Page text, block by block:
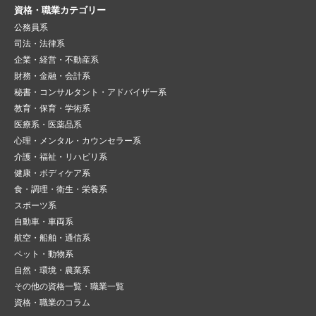
資格・職業カテゴリー
公務員系
司法・法律系
企業・経営・不動産系
財務・金融・会計系
秘書・コンサルタント・アドバイザー系
教育・保育・学術系
医療系・医薬品系
心理・メンタル・カウンセラー系
介護・福祉・リハビリ系
健康・ボディケア系
食・調理・衛生・栄養系
スポーツ系
自動車・車両系
航空・船舶・通信系
ペット・動物系
自然・環境・農業系
その他の資格一覧・職業一覧
資格・職業のコラム